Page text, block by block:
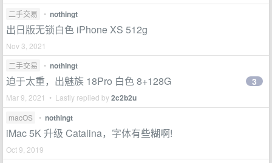
二手交易 • nothingt
出日版无锁白色 iPhone XS 512g
Nov 3, 2021
二手交易
• nothingt
迫于太重，出魅族 18Pro 白色 8+128G
Mar 9, 2021 • Lastly replied by2c2b2u
3
macOS • nothingt
iMac 5K 升级 Catalina，字体有些糊啊!
Oct 9, 2019